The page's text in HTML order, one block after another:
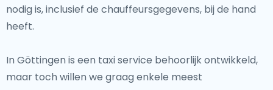
nodig is, inclusief de chauffeursgegevens, bij de hand
heeft.
In Göttingen is een taxi service behoorlijk ontwikkeld,
maar toch willen we graag enkele meest